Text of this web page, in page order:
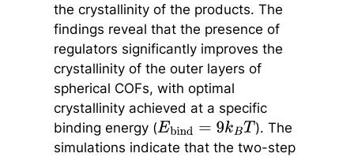
the crystallinity of the products. The
findings reveal that the presence of
regulators significantly improves the
crystallinity of the outer layers of
spherical COFs, with optimal
crystallinity achieved at a specific
binding energy (Ebind =9kBT
). The
simulations indicate that the two-step